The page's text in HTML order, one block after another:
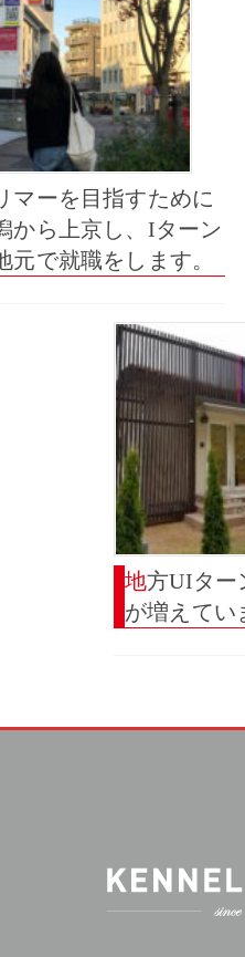
から上京し、Iターン
元で就職をします。
地方UIターンでトリマー
が増えてい